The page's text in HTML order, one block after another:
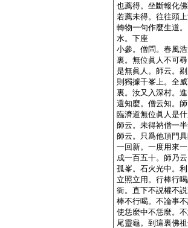
也薦得。坐斷報化
若薦未得。往往頭
轉物一句作麼生道
水。下座
小參。僧問。春風
裏。無位眞人不可
是無眞人。師云。
則獨據千峯上。全
裏。汝又入深村。
還知麼。僧云知。
臨濟道無位眞人是
師云。未得衲僧一
師云。只爲他頂門
一回新。一度用來
成一百五十。師乃
孤峯。石火光中。
立照立用。行棒行
衙。直下不説權不
棒不行喝。不論事
使恁麼中不恁麼。
尾靈龜。到這裏佛